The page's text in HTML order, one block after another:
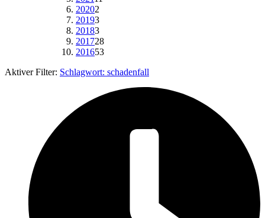
20202
20193
20183
201728
201653
Aktiver Filter: Schlagwort: schadenfall